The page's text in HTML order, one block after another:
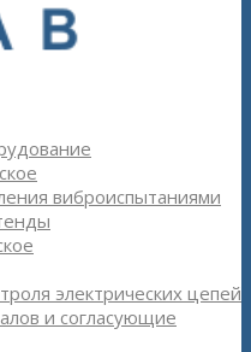
виброиспытаниями
электрических цепей
и согласующие